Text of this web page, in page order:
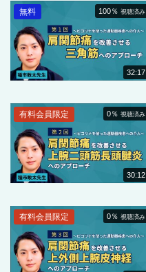
32:17
100％視聴済み
無料
30:12
0％視聴済み
有料会員限定
0％視聴済み
有料会員限定